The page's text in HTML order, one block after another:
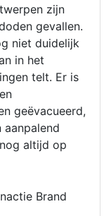
zijn
gevallen.
niet duidelijk
in het
telt. Er is
geëvacueerd,
altijd op
Brand